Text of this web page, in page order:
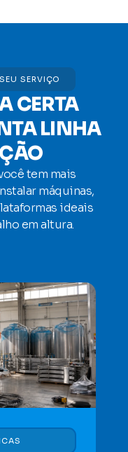
SERVIÇO
CERTA
LINHA
tem mais
máquinas,
ideais
em altura.